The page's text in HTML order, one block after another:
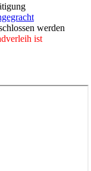
werden
ist